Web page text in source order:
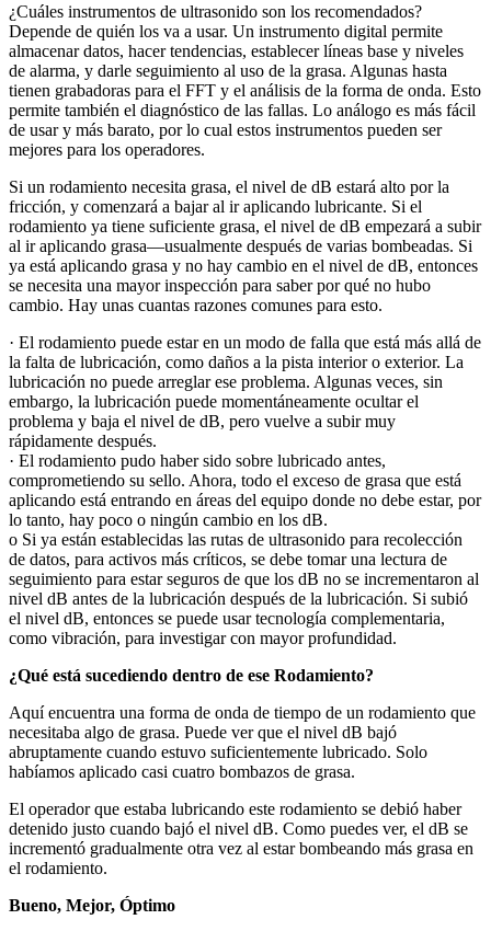
¿Cuáles instrumentos de ultrasonido son los recomendados?
Depende de quién los va a usar. Un instrumento digital permite
almacenar datos, hacer tendencias, establecer líneas base y niveles
de alarma, y darle seguimiento al uso de la grasa. Algunas hasta
tienen grabadoras para el FFT y el análisis de la forma de onda. Esto
permite también el diagnóstico de las fallas. Lo análogo es más fácil
de usar y más barato, por lo cual estos instrumentos pueden ser
mejores para los operadores.
Si un rodamiento necesita grasa, el nivel de dB estará alto por la
fricción, y comenzará a bajar al ir aplicando lubricante. Si el
rodamiento ya tiene suficiente grasa, el nivel de dB empezará a subir
al ir aplicando grasa—usualmente después de varias bombeadas. Si
ya está aplicando grasa y no hay cambio en el nivel de dB, entonces
se necesita una mayor inspección para saber por qué no hubo
cambio. Hay unas cuantas razones comunes para esto.
· El rodamiento puede estar en un modo de falla que está más allá de
la falta de lubricación, como daños a la pista interior o exterior. La
lubricación no puede arreglar ese problema. Algunas veces, sin
embargo, la lubricación puede momentáneamente ocultar el
problema y baja el nivel de dB, pero vuelve a subir muy
rápidamente después.
· El rodamiento pudo haber sido sobre lubricado antes,
comprometiendo su sello. Ahora, todo el exceso de grasa que está
aplicando está entrando en áreas del equipo donde no debe estar, por
lo tanto, hay poco o ningún cambio en los dB.
o Si ya están establecidas las rutas de ultrasonido para recolección
de datos, para activos más críticos, se debe tomar una lectura de
seguimiento para estar seguros de que los dB no se incrementaron al
nivel dB antes de la lubricación después de la lubricación. Si subió
el nivel dB, entonces se puede usar tecnología complementaria,
como vibración, para investigar con mayor profundidad.
¿Qué está sucediendo dentro de ese Rodamiento?
Aquí encuentra una forma de onda de tiempo de un rodamiento que
necesitaba algo de grasa. Puede ver que el nivel dB bajó
abruptamente cuando estuvo suficientemente lubricado. Solo
habíamos aplicado casi cuatro bombazos de grasa.
El operador que estaba lubricando este rodamiento se debió haber
detenido justo cuando bajó el nivel dB. Como puedes ver, el dB se
incrementó gradualmente otra vez al estar bombeando más grasa en
el rodamiento.
Bueno, Mejor, Óptimo